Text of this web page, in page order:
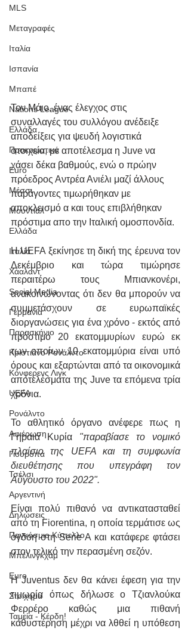
MLS
Μεταγραφές
Ιταλία
Ισπανία
Μπαπέ
Nations League
Ελλάδα
Προκριματικά
Euro
Μέσσι
Μουντιάλ
Ελλάδα
Ιταλία
Χάαλαντ
Social Media
Γερμανία
Παρασκήνιο
Κριστιάνο Ρονάλντο
Κόνφερενς Λιγκ
UEFA
Ρονάλντο
Αφιέρωση
Γιουρόπα
Τσέλσι
Αργεντινή
Δηλώσεις
Παγκόσμιο Κύπελλο
Μπέλινγκχαμ
Euro
Στοίχημα
Ταμεία - Κέρδη!
Τον Μάιο, ένας έλεγχος στις
συναλλαγές του συλλόγου ανέδειξε
αποδείξεις για ψευδή λογιστικά
στοιχεία, με αποτέλεσμα η Juve να
χάσει δέκα βαθμούς, ενώ ο πρώην
πρόεδρος Αντρέα Ανιέλι μαζί άλλους
παράγοντες τιμωρήθηκαν με
αποκλεισμό α και τους επιβλήθηκαν
πρόστιμα απο την Ιταλική ομοσπονδία.
Η UEFA ξεκίνησε τη δική της έρευνα τον
Δεκέμβριο και τώρα τιμώρησε
περαιτέρω τους Μπιανκονέρι,
ανακοινώνοντας ότι δεν θα μπορούν να
συμμετάσχουν σε ευρωπαϊκές
διοργανώσεις για ένα χρόνο - εκτός από
πρόστιμο 20 εκατομμυρίων ευρώ εκ
των οποίων 10 εκατομμύρια είναι υπό
όρους και εξαρτώνται από τα οικονομικά
αποτελέσματα της Juve τα επόμενα τρία
χρόνια.
Το αθλητικό όργανο ανέφερε πως η
Γηραιά Κυρία "παραβίασε το νομικό
πλαίσιο της UEFA και τη συμφωνία
διευθέτησης που υπεγράφη τον
Αύγουστο του 2022".
Είναι πολύ πιθανό να αντικατασταθεί
από τη Fiorentina, η οποία τερμάτισε ως
όγδοη στη Serie A και κατάφερε φτάσει
στον τελικό την περασμένη σεζόν.
Η Juventus δεν θα κάνει έφεση για την
τιμωρία όπως δήλωσε ο Τζιανλούκα
Φερρέρο καθώς μια πιθανή
καθυστέρηση μέχρι να λθθεί η υπόθεση